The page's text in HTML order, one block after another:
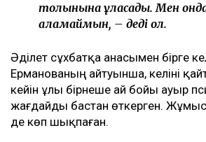
толқынына ұласады. Мен
қаламаймын, – деді ол.
Әділет сұхбатқа анасымен бірге
Ерманованың айтуынша, келіні
кейін ұлы бірнеше ай бойы ауыр
жағдайды бастан өткерген.
де көп шықпаған.